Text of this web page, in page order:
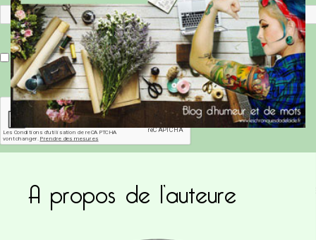
Enregistrer mon nom, mon e-mail et mon site dans le navigateur pour mon prochain commentaire.
Ce site utilise Akismet pour réduire les
commentaires sont traitées
A propos de l’auteure